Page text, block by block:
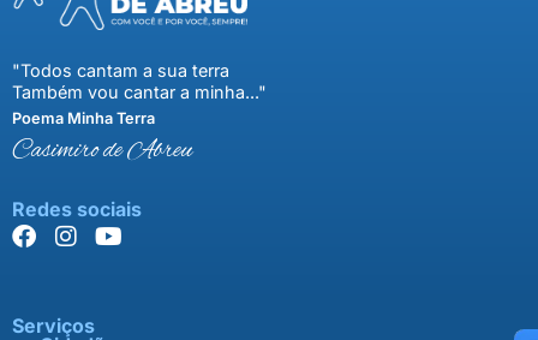
"Todos cantam a sua terra
Também vou cantar a minha..."
Poema Minha Terra
Casimiro de Abreu
Redes sociais
Serviços